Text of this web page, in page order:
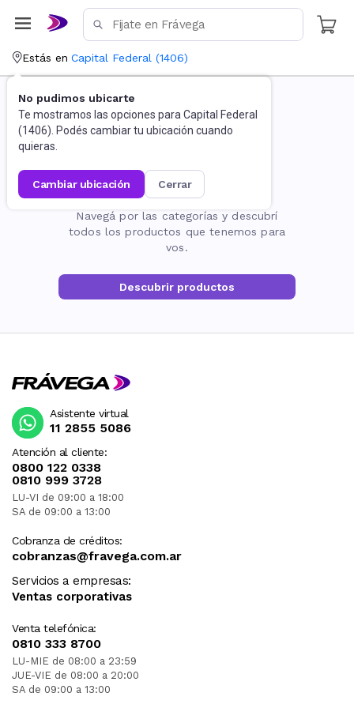
Estás en Capital Federal (1406)
No pudimos ubicarte
Te mostramos las opciones para Capital Federal
(1406). Podés cambiar tu ubicación cuando
quieras.
cambiar ubicación cerrar
La página no existe
Navegá por las categorías y descubrí
todos los productos que tenemos para
vos.
Descubrir productos
Atención al cliente:
0800 122 0338
0810 999 3728
LU-VI de 09:00 a 18:00
SA de 09:00 a 13:00
Cobranza de créditos:
cobranzas@fravega.com.ar
Servicios a empresas:
Ventas corporativas
Venta telefónica:
0810 333 8700
LU-MIE de 08:00 a 23:59
JUE-VIE de 08:00 a 20:00
SA de 09:00 a 13:00
Asistente virtual
11 2855 5086